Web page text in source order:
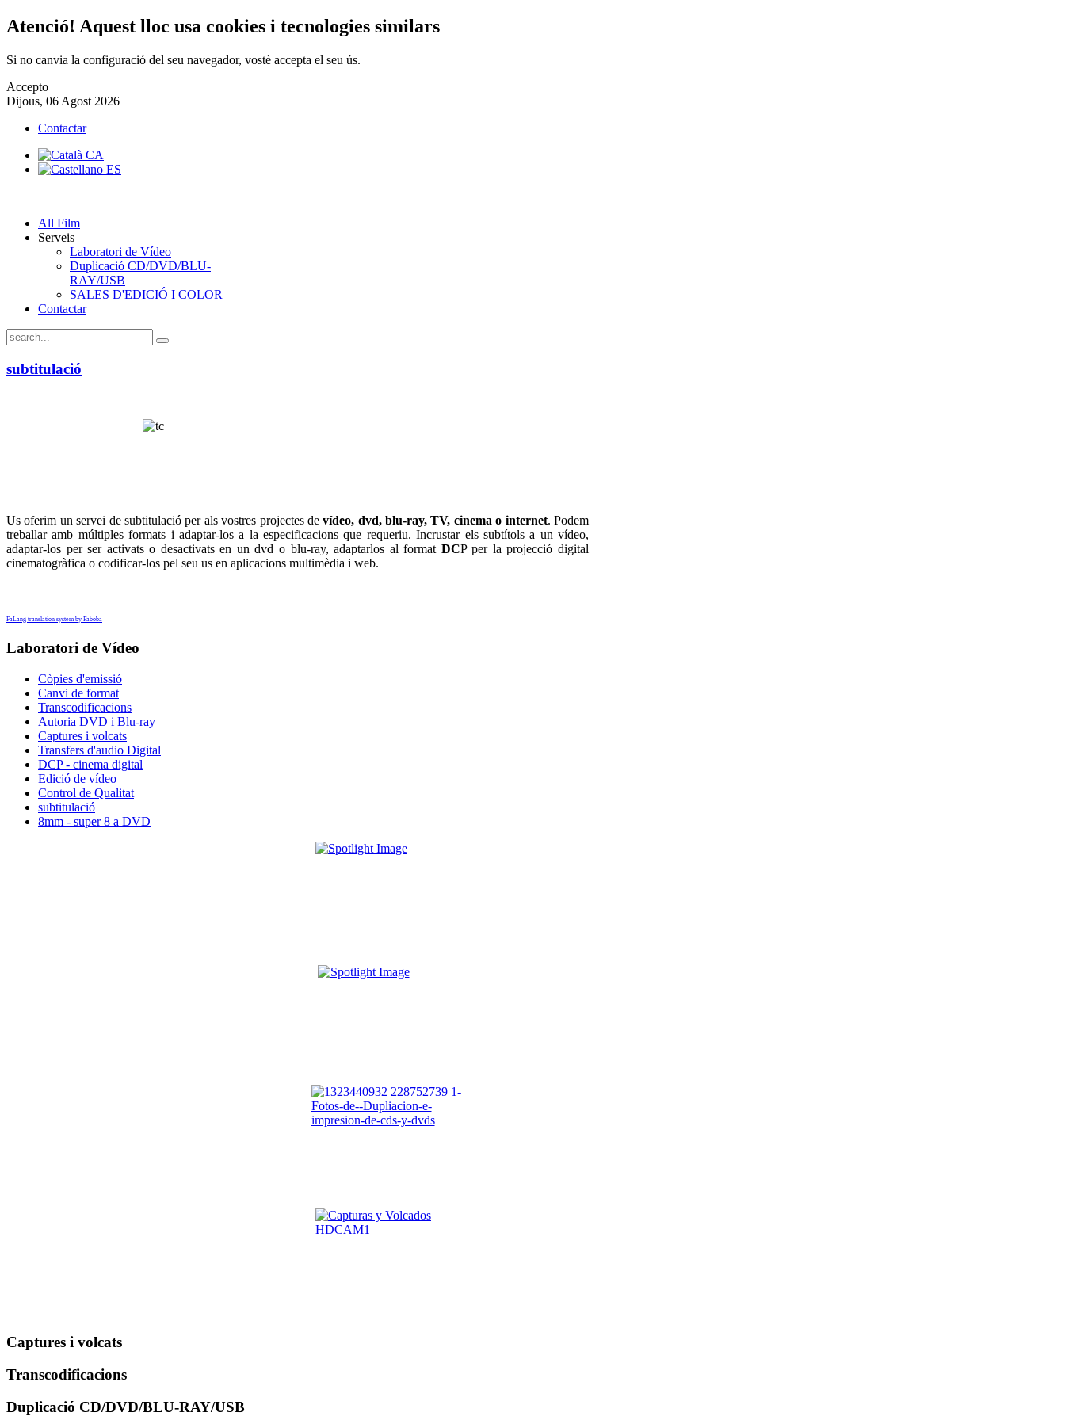
Atenció! Aquest lloc usa cookies i tecnologies similars
Si no canvia la configuració del seu navegador, vostè accepta el seu ús.
Accepto
Dijous, 06 Agost 2026
Contactar
All Film
Serveis
Laboratori de Vídeo
Duplicació CD/DVD/BLU-
RAY/USB
SALES D'EDICIÓ I COLOR
Contactar
subtitulació
Us oferim un servei de subtitulació per als vostres projectes devídeo, dvd, blu-ray, TV, cinema o internet. Podem
treballar amb múltiples formats i adaptar-los a la especificacions que requeriu. Incrustar els subtítols a un vídeo,
adaptar-los per ser activats o desactivats en un dvd o blu-ray, adaptarlos al format DCP per la projecció digital
cinematogràfica o codificar-los pel seu us en aplicacions multimèdia i web.
FaLang translation system by Faboba
Laboratori de Vídeo
Còpies d'emissió
Canvi de format
Transcodificacions
Autoria DVD i Blu-ray
Captures i volcats
Transfers d'audio Digital
DCP - cinema digital
Edició de vídeo
Control de Qualitat
subtitulació
8mm - super 8 a DVD
Captures i volcats
Transcodificacions
Duplicació CD/DVD/BLU-RAY/USB